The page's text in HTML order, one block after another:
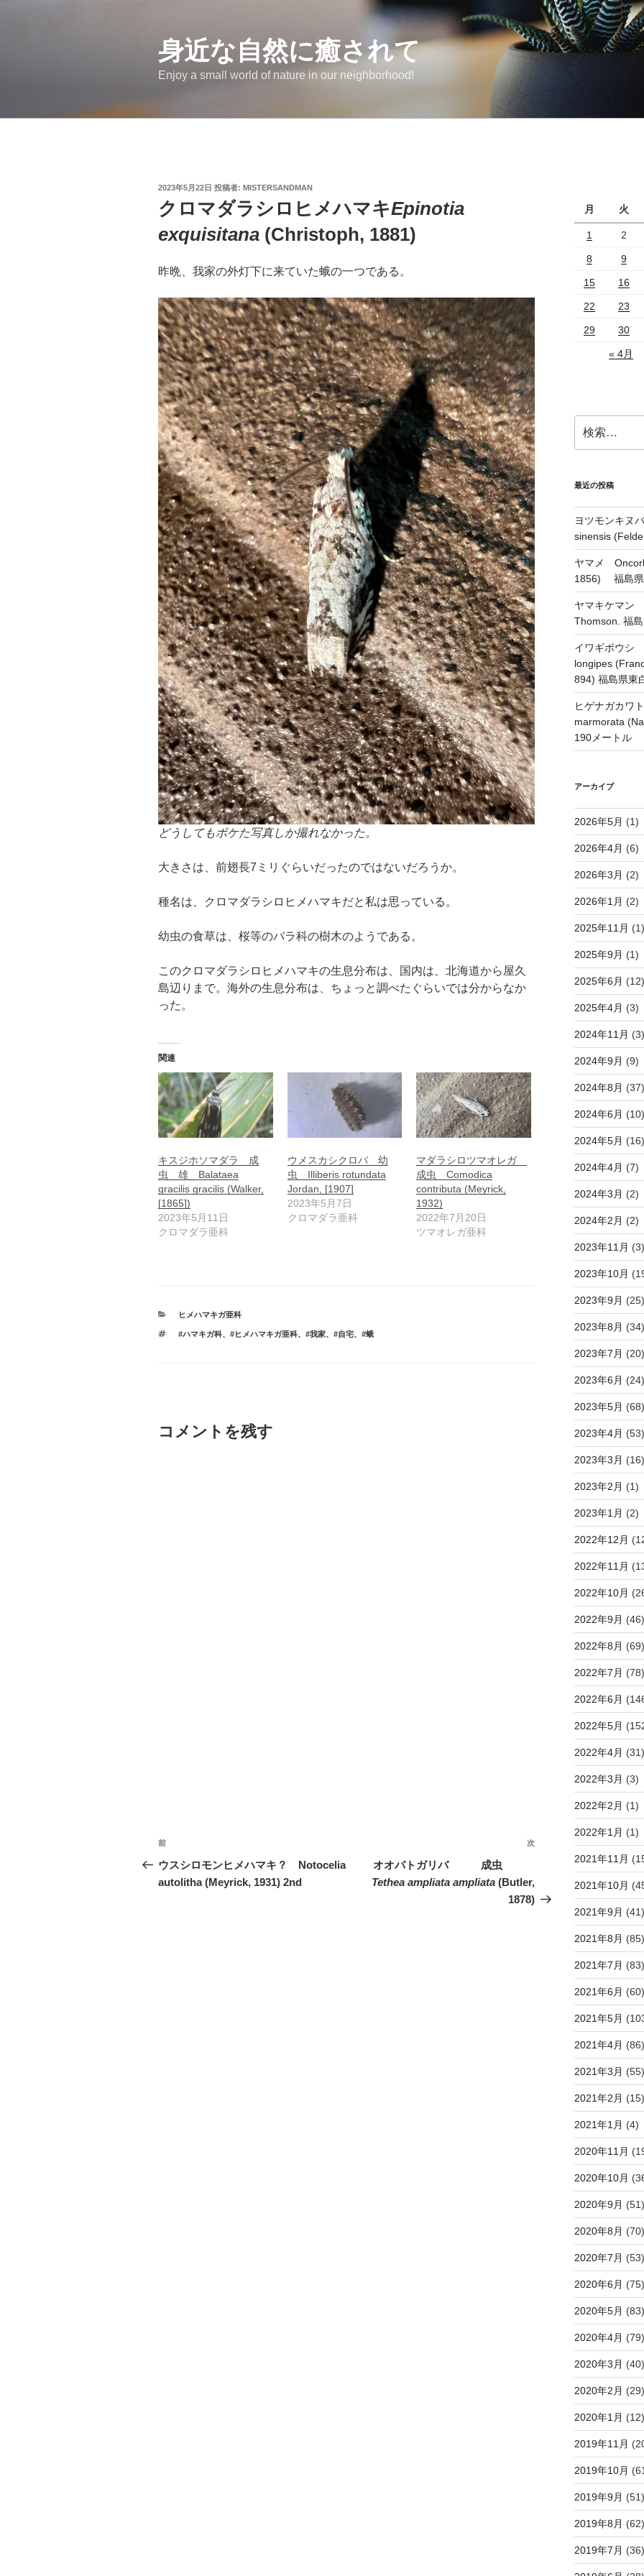
身近な自然に癒されて
Enjoy a small world of nature in our neighborhood!
投
日:
2023年5月22日 投稿者: MISTERSANDMAN
クロマダラシロヒメハマキEpinotia
exquisitana (Christoph, 1881)
昨晩、我家の外灯下に来ていた蛾の一つである。
どうしてもボケた写真しか撮れなかった。
大きさは、前翅長7ミリぐらいだったのではないだろうか。
種名は、クロマダラシロヒメハマキだと私は思っている。
幼虫の食草は、桜等のバラ科の樹木のようである。
このクロマダラシロヒメハマキの生息分布は、国内は、北海道から屋久
島辺りまで。海外の生息分布は、ちょっと調べたぐらいでは分からなか
った。
関連
キスジホソマダラ 成
虫 雄 Balataea
gracilis gracilis (Walker,
[1865])
2023年5月11日
クロマダラ亜科
ウメスカシクロバ 幼
虫 Illiberis rotundata
Jordan, [1907]
2023年5月7日
クロマダラ亜科
マダラシロツマオレガ
成虫 Comodica
contributa (Meyrick,
1932)
2022年7月20日
ツマオレガ亜科
カ
ゴ
ヒメハマキガ亜科
タ
#ハマキガ科、 #ヒメハマキガ亜科、 #我家、 #自宅、 #蛾
コメントを残す
投
稿
ナ
前
の
投
前
ウスシロモンヒメハマキ？ Notocelia
autolitha (Meyrick, 1931) 2nd
次
稿
次
オオバトガリバ 成虫
Tethea ampliata ampliata (Butler,
1878)
月
火
1 2
8 9
15 16
22 23
29 30
« 4月
索:
最近の投稿
ヨツモンキ
sinensis
ヤマメ
1856) 福島
ヤマキケマン
Thomson. 福
イワギボウシ
longipes
894) 福島県東
ヒゲナガカワ
marmorata
190メートル
アーカイブ
2026年5月 (1)
2026年4月 (6)
2026年3月 (2)
2026年1月 (2)
2025年11月 (1)
2025年9月 (1)
2025年6月 (12)
2025年4月 (3)
2024年11月 (3)
2024年9月 (9)
2024年8月 (37)
2024年6月 (10)
2024年5月 (16)
2024年4月 (7)
2024年3月 (2)
2024年2月 (2)
2023年11月 (3)
2023年10月
2023年9月 (25)
2023年8月 (34)
2023年7月 (20)
2023年6月 (24)
2023年5月 (68)
2023年4月 (53)
2023年3月 (16)
2023年2月 (1)
2023年1月 (2)
2022年12月
2022年11月
2022年10月
2022年9月 (46)
2022年8月 (69)
2022年7月 (78)
2022年6月
2022年5月
2022年4月 (31)
2022年3月 (3)
2022年2月 (1)
2022年1月 (1)
2021年11月
2021年10月
2021年9月 (41)
2021年8月 (85)
2021年7月 (83)
2021年6月 (60)
2021年5月
2021年4月 (86)
2021年3月 (55)
2021年2月 (15)
2021年1月 (4)
2020年11月
2020年10月
2020年9月 (51)
2020年8月 (70)
2020年7月 (53)
2020年6月 (75)
2020年5月 (83)
2020年4月 (79)
2020年3月 (40)
2020年2月 (29)
2020年1月 (12)
2019年11月
2019年10月
2019年9月 (51)
2019年8月 (62)
2019年7月 (36)